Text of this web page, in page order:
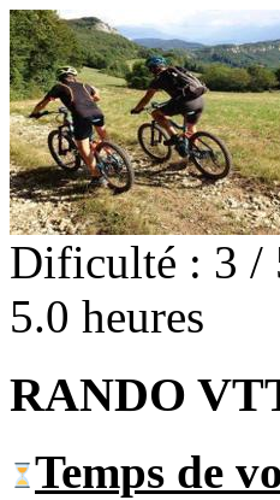
Dificulté : 3 /
5.0 heures
RANDO
Temps de